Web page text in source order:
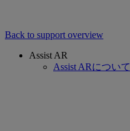
Back to support overview
Assist AR
Assist ARについて